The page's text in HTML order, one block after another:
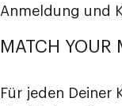
Anmeldung und
MATCH YOUR
Für jeden Deiner